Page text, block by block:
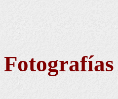
Fotografías